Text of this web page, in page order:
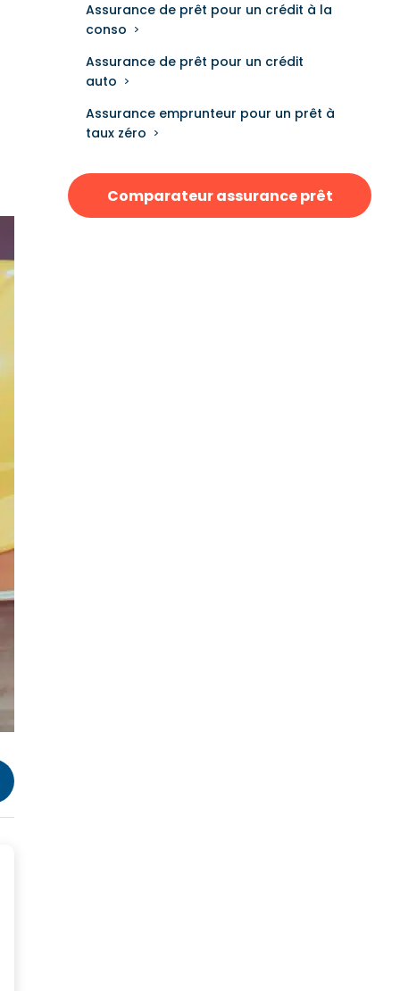
Assurance de prêt pour un crédit à la
conso
Assurance de prêt pour un crédit
auto
Assurance emprunteur pour un prêt à
taux zéro
Comparateur assurance prêt